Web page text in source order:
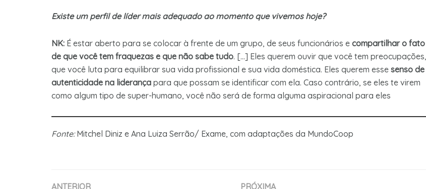
Existe um perfil de líder mais adequado ao momento que vivemos hoje?
NK: É estar aberto para se colocar à frente de um grupo, de seus funcionários e compartilhar o fato
de que você tem fraquezas e que não sabe tudo. […] Eles querem ouvir que você tem preocupações,
que você luta para equilibrar sua vida profissional e sua vida doméstica. Eles querem esse senso de
autenticidade na liderança para que possam se identificar com ela. Caso contrário, se eles te virem
como algum tipo de super-humano, você não será de forma alguma aspiracional para eles
Fonte:Mitchel Diniz e Ana Luiza Serrão/ Exame, com adaptações da MundoCoop
ANTERIOR PRÓXIMA